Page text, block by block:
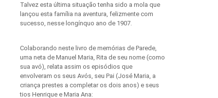
Talvez esta última situação tenha sido a mola que
lançou esta família na aventura, felizmente com
sucesso, nesse longínquo ano de 1907.
Colaborando neste livro de memórias de Parede,
uma neta de Manuel Maria, Rita de seu nome (como
sua avó), relata assim os episódios que
envolveram os seus Avós, seu Pai (José Maria, a
criança prestes a completar os dois anos) e seus
tios Henrique e Maria Ana: